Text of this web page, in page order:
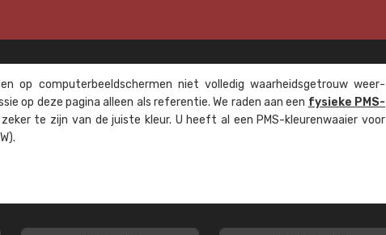
op computer­beeld­schermen niet volledig waarheids­­getrouw weer­
op deze pagina alleen als referentie. We raden aan een fysieke PMS-
te zijn van de juiste kleur. U heeft al een PMS-kleuren­waaier voor